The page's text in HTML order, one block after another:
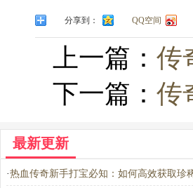
分享到： QQ空间
上一篇： 传
下一篇： 传
最新更新
·热血传奇新手打宝必知：如何高效获取珍